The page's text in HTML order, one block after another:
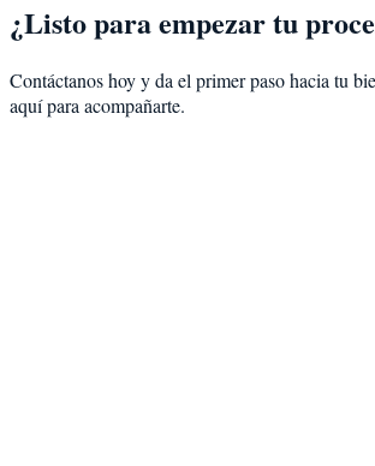
¿Listo para empezar tu
Contáctanos hoy y da el primer paso hacia tu
aquí para acompañarte.